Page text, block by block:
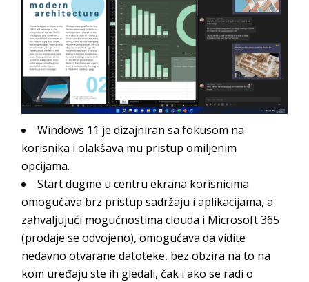
Windows 11 je dizajniran sa fokusom na
korisnika i olakšava mu pristup omiljenim
opcijama.
Start dugme u centru ekrana korisnicima
omogućava brz pristup sadržaju i aplikacijama, a
zahvaljujući mogućnostima clouda i Microsoft 365
(prodaje se odvojeno), omogućava da vidite
nedavno otvarane datoteke, bez obzira na to na
kom uređaju ste ih gledali, čak i ako se radi o